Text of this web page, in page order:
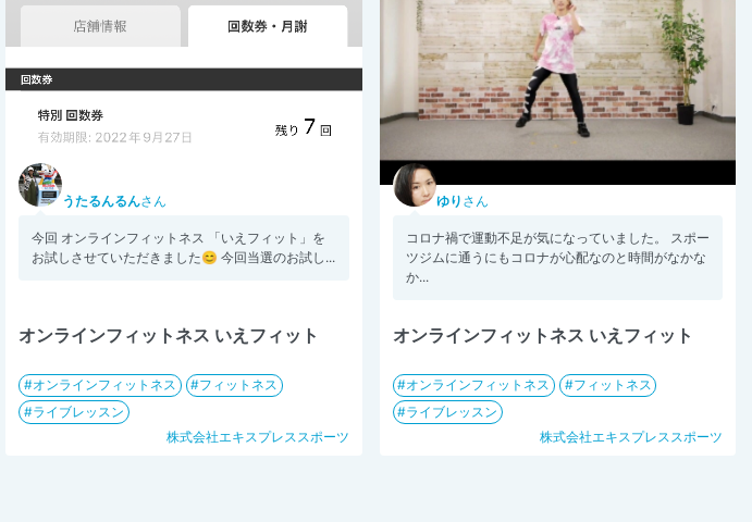
うたるんるんさん
今回 オンラインフィットネス 「いえフィット」を
お試しさせていただきました😊 今回当選のお試し...
オンラインフィットネス いえフィット
オンラインフィットネス
フィットネス
ライブレッスン
株式会社エキスプレススポーツ
ゆり さん
コロナ禍で運動不足が気になっていました。 スポー
ツジムに通うにもコロナが心配なのと時間がなかな
か...
オンラインフィットネス いえフィット
オンラインフィットネス
フィットネス
ライブレッスン
株式会社エキスプレススポーツ